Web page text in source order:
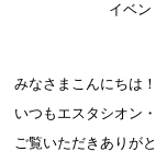
イベン
みなさまこんにちは！
いつもエスタシオン
ご覧いただきありが